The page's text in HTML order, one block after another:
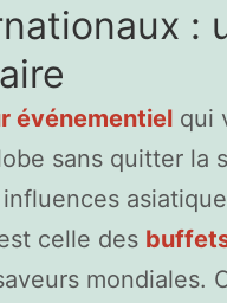
:
événementiel qui
sans quitter la
celle des
mondiales.